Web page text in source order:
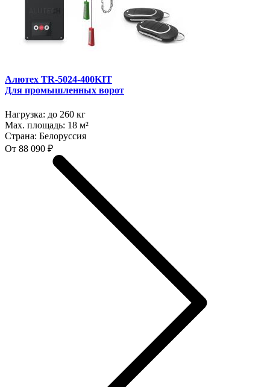
Алютех TR-5024-400KIT
Для промышленных ворот
Нагрузка: до 260 кг
Max. площадь: 18 м²
Страна: Белоруссия
От 88 090 ₽